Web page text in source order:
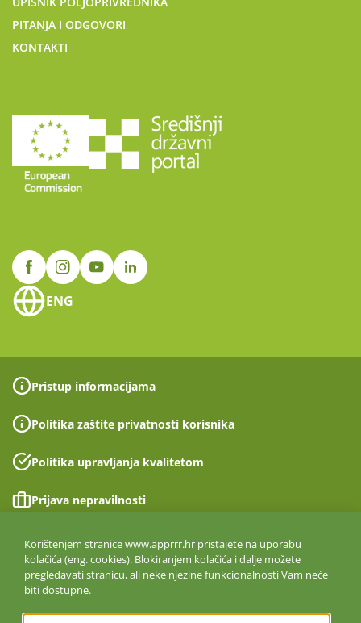
PITANJA I ODGOVORI
KONTAKTI
ENG
Pristup informacijama
Politika zaštite privatnosti korisnika
Politika upravljanja kvalitetom
Prijava nepravilnosti
Izjava o pristupačnosti
Politika informacijske sigurnosti
ISO 27001:2022
Korištenjem stranice www.apprrr.hr pristajete na uporabu
kolačića (eng. cookies). Blokiranjem kolačića i dalje možete
pregledavati stranicu, ali neke njezine funkcionalnosti Vam neće
biti dostupne.